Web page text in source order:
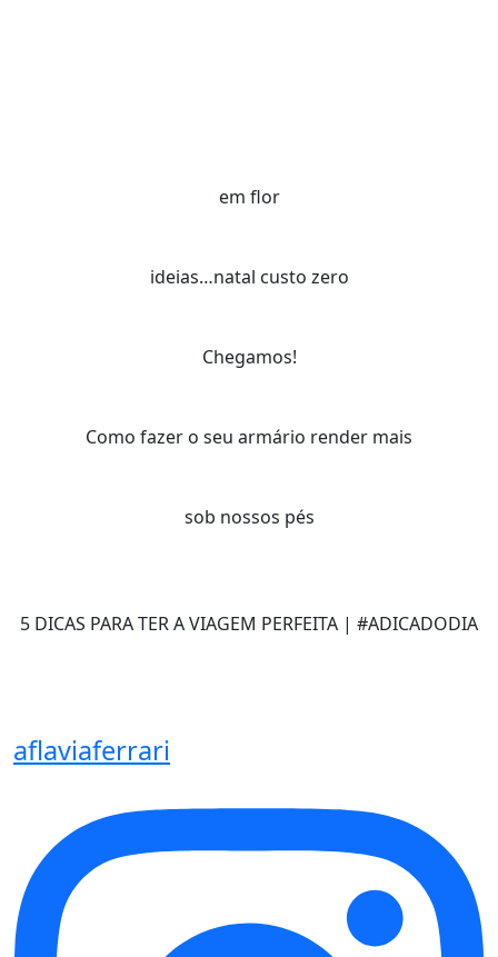
em flor
ideias…natal custo zero
Chegamos!
Como fazer o seu armário render mais
sob nossos pés
5 DICAS PARA TER A VIAGEM PERFEITA | #ADICADODIA
aflaviaferrari